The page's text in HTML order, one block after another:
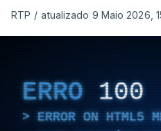
RTP / atualizado 9 Maio 2026,
ERRO 100
ERROR ON HTML5